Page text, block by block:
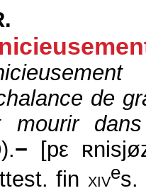
de
mourir
− [pε
fin xives.